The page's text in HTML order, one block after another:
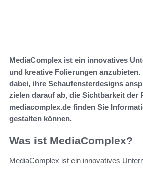
MediaComplex ist ein innovatives
und kreative Folierungen
dabei, ihre Schaufensterdesigns
zielen darauf ab, die Sichtbarkeit der
mediacomplex.de finden Sie
gestalten können.
Was ist MediaComplex?
MediaComplex ist ein innovatives